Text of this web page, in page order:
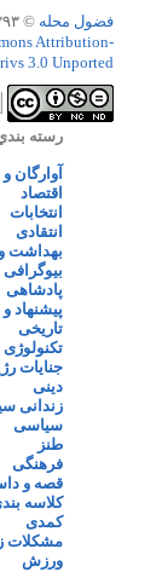
فضول محله © ۱۳۹۳-۱۳۸۷ -
Attribution-
3.0 Unported
رسته
آوارگان
اقتصاد
انتخابات
انتقادی
بهداشت
بیوگرافی
پادشاهی
پیشنهاد
تاریخی
تکنولوژی
جنایات
دینی
زندانی
سیاسی
طنز
فرهنگی
قصه و
کلاسه
کمدی
مشکلات
ورزش